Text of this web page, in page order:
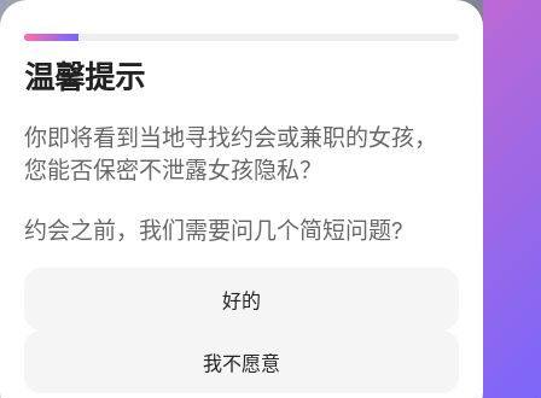
温馨提示
你即将看到当地寻找约会或兼职的女孩，
您能否保密不泄露女孩隐私？
约会之前，我们需要问几个简短问题?
好的
我不愿意
今晚不再孤单
同城快速匹配，马上认识身边的TA
立即下载